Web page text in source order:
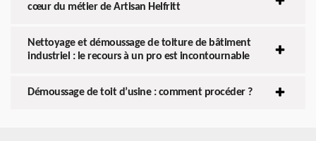
cœur du métier de Artisan Helfritt
Nettoyage et démoussage de toiture de bâtiment
industriel : le recours à un pro est incontournable
Démoussage de toit d’usine : comment procéder ?